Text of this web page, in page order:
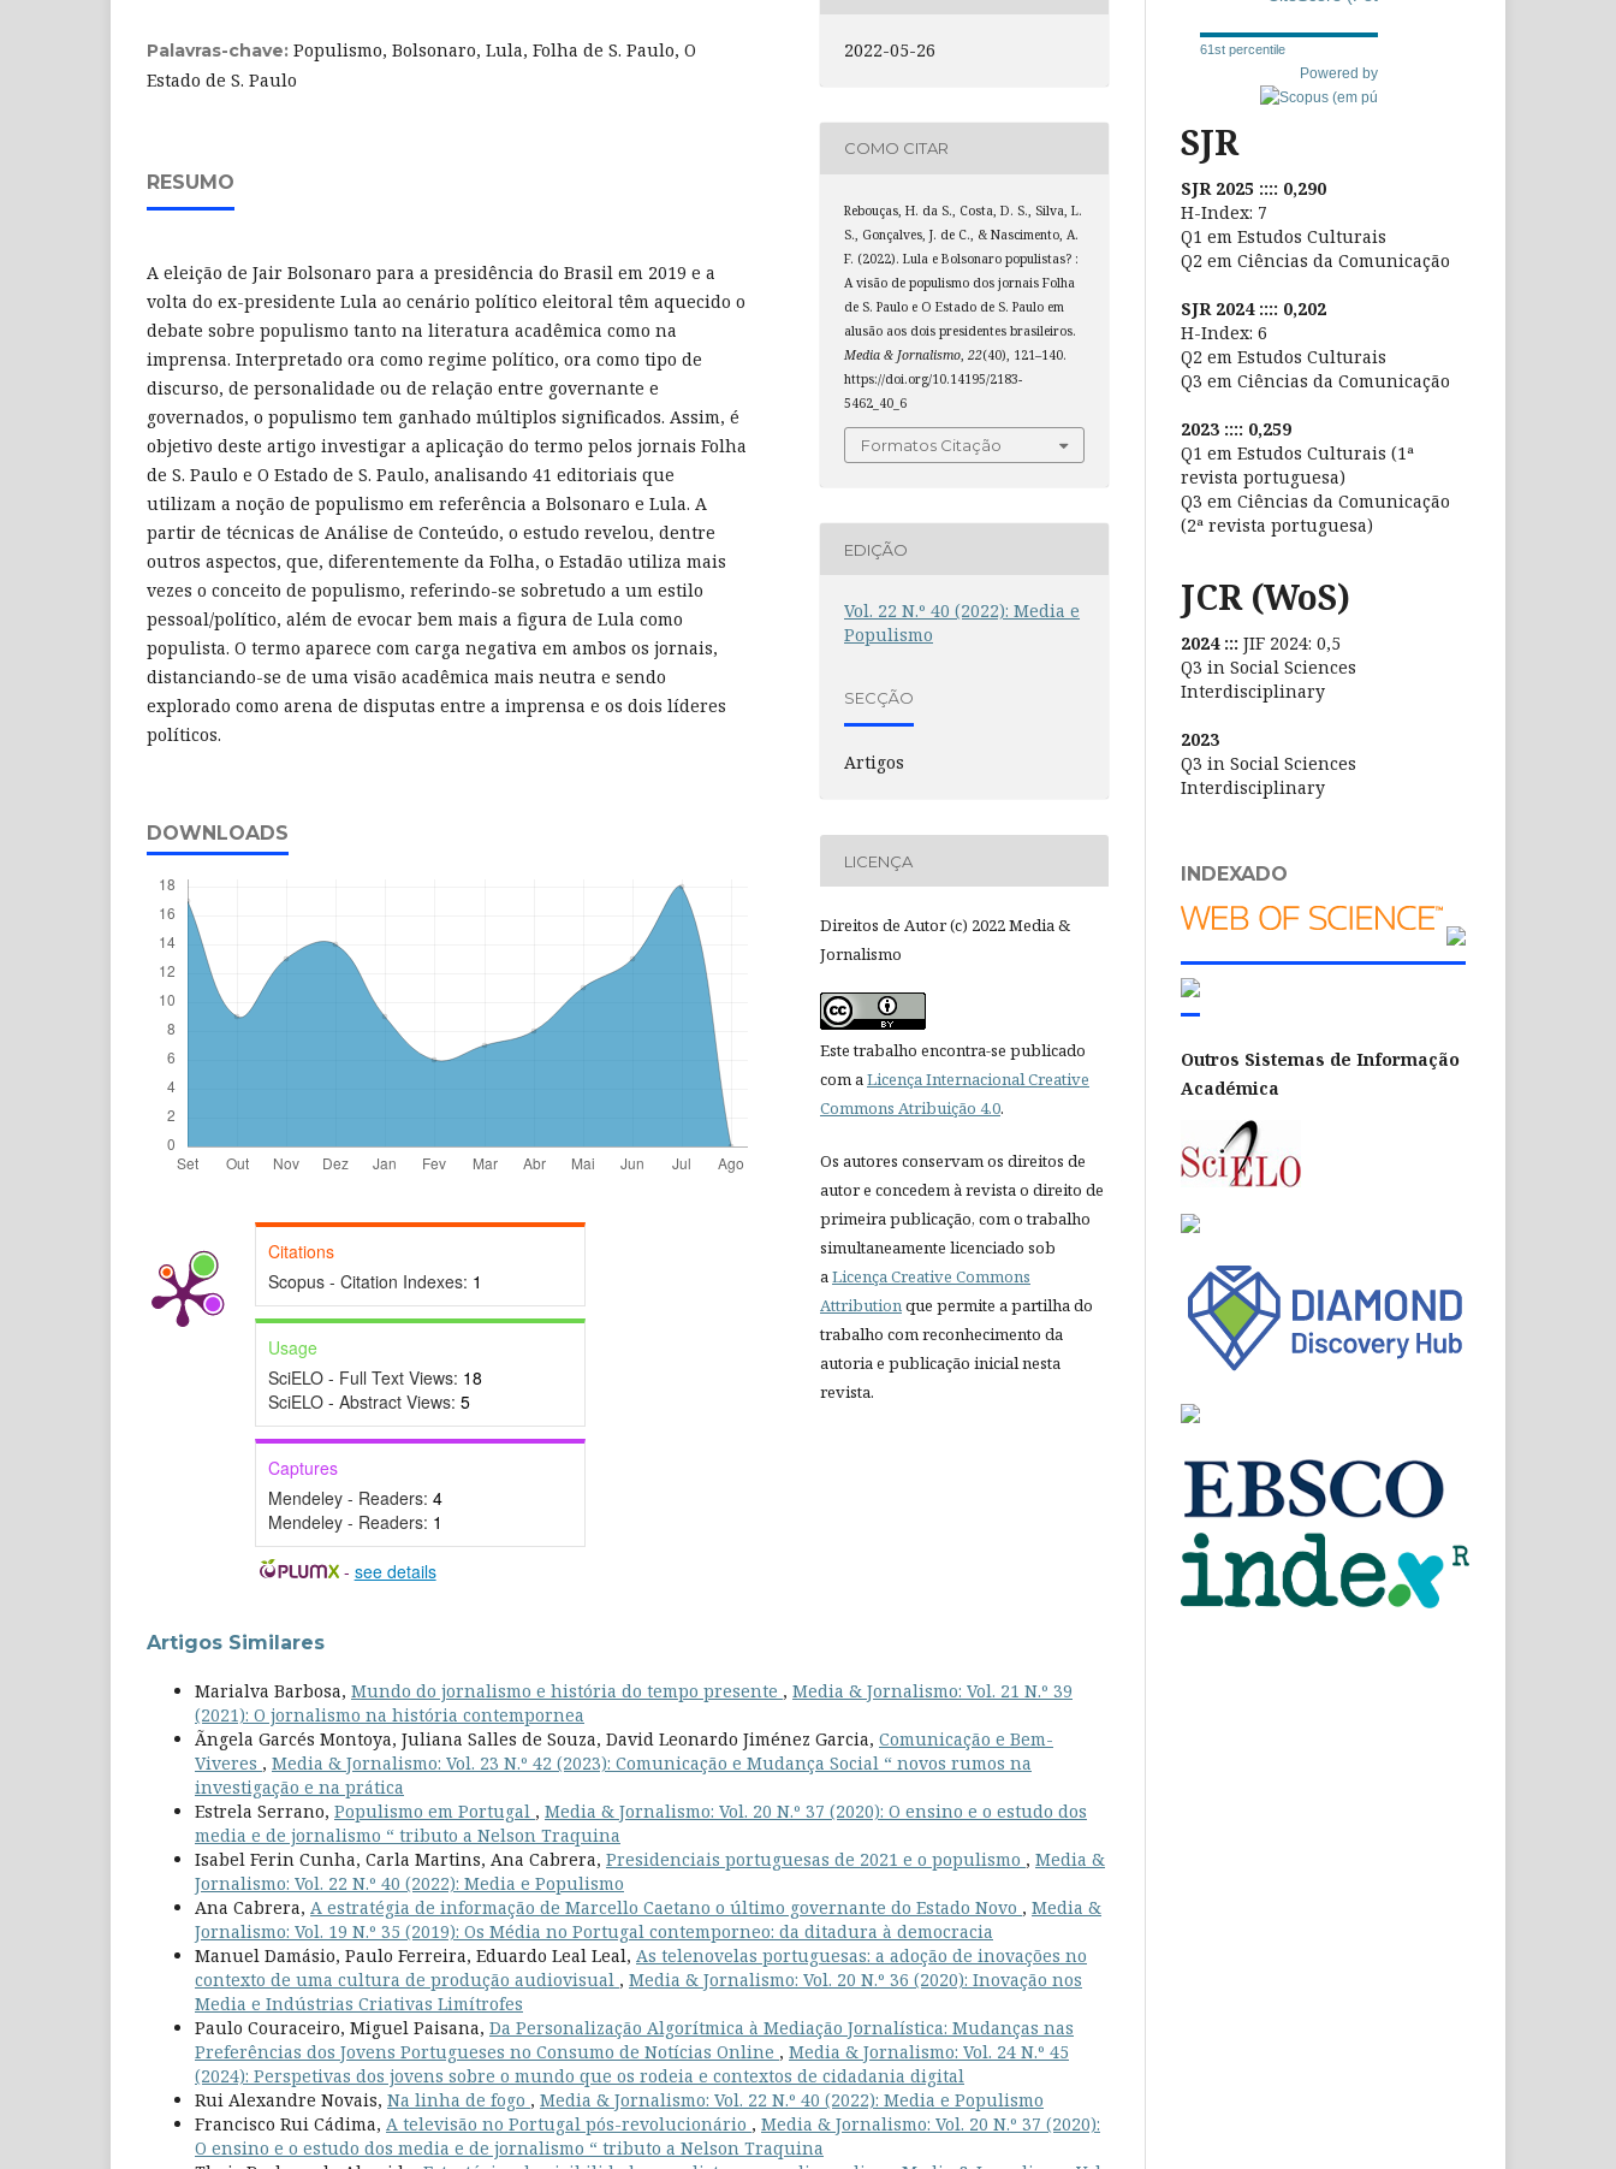
Palavras-chave: Populismo, Bolsonaro, Lula, Folha de S. Paulo, O
Estado de S. Paulo
RESUMO
A eleição de Jair Bolsonaro para a presidência do Brasil em 2019 e a
volta do ex-presidente Lula ao cenário político eleitoral têm aquecido o
debate sobre populismo tanto na literatura acadêmica como na
imprensa. Interpretado ora como regime político, ora como tipo de
discurso, de personalidade ou de relação entre governante e
governados, o populismo tem ganhado múltiplos significados. Assim, é
objetivo deste artigo investigar a aplicação do termo pelos jornais Folha
de S. Paulo e O Estado de S. Paulo, analisando 41 editoriais que
utilizam a noção de populismo em referência a Bolsonaro e Lula. A
partir de técnicas de Análise de Conteúdo, o estudo revelou, dentre
outros aspectos, que, diferentemente da Folha, o Estadão utiliza mais
vezes o conceito de populismo, referindo-se sobretudo a um estilo
pessoal/político, além de evocar bem mais a figura de Lula como
populista. O termo aparece com carga negativa em ambos os jornais,
distanciando-se de uma visão acadêmica mais neutra e sendo
explorado como arena de disputas entre a imprensa e os dois líderes
políticos.
DOWNLOADS
Citations
Scopus - Citation Indexes: 1
Usage
SciELO - Full Text Views: 18
SciELO - Abstract Views: 5
Captures
Mendeley - Readers: 4
Mendeley - Readers: 1
- see details
2022-05-26
COMO CITAR
Rebouças, H. da S., Costa, D. S., Silva, L.
S., Gonçalves, J. de C., & Nascimento, A.
F. (2022). Lula e Bolsonaro populistas? :
A visão de populismo dos jornais Folha
de S. Paulo e O Estado de S. Paulo em
alusão aos dois presidentes brasileiros.
Media & Jornalismo ,22(40), 121–140.
https://doi.org/10.14195/2183-
5462_40_6
Formatos Citação
EDIÇÃO
Vol. 22 N.º 40 (2022): Media e
Populismo
SECÇÃO
Artigos
LICENÇA
Direitos de Autor (c) 2022 Media &
Jornalismo
Este trabalho encontra-se publicado
com aLicença Internacional Creative
Commons Atribuição 4.0.
Os autores conservam os direitos de
autor e concedem à revista o direito de
primeira publicação, com o trabalho
simultaneamente licenciado sob
aLicença Creative Commons
Attributionque permite a partilha do
trabalho com reconhecimento da
autoria e publicação inicial nesta
revista.
Artigos Similares
Marialva Barbosa, Mundo do jornalismo e história do tempo presente , Media & Jornalismo: Vol. 21 N.º 39
(2021): O jornalismo na história contempornea
Ãngela Garcés Montoya, Juliana Salles de Souza, David Leonardo Jiménez Garcia, Comunicação e Bem-
Viveres , Media & Jornalismo: Vol. 23 N.º 42 (2023): Comunicação e Mudança Social “ novos rumos na
investigação e na prática
Estrela Serrano, Populismo em Portugal , Media & Jornalismo: Vol. 20 N.º 37 (2020): O ensino e o estudo dos
media e de jornalismo “ tributo a Nelson Traquina
Isabel Ferin Cunha, Carla Martins, Ana Cabrera, Presidenciais portuguesas de 2021 e o populismo , Media &
Jornalismo: Vol. 22 N.º 40 (2022): Media e Populismo
Ana Cabrera, A estratégia de informação de Marcello Caetano o último governante do Estado Novo , Media &
Jornalismo: Vol. 19 N.º 35 (2019): Os Média no Portugal contemporneo: da ditadura à democracia
Manuel Damásio, Paulo Ferreira, Eduardo Leal Leal, As telenovelas portuguesas: a adoção de inovações no
contexto de uma cultura de produção audiovisual , Media & Jornalismo: Vol. 20 N.º 36 (2020): Inovação nos
Media e Indústrias Criativas Limítrofes
Paulo Couraceiro, Miguel Paisana, Da Personalização Algorítmica à Mediação Jornalística: Mudanças nas
Preferências dos Jovens Portugueses no Consumo de Notícias Online , Media & Jornalismo: Vol. 24 N.º 45
(2024): Perspetivas dos jovens sobre o mundo que os rodeia e contextos de cidadania digital
Rui Alexandre Novais, Na linha de fogo , Media & Jornalismo: Vol. 22 N.º 40 (2022): Media e Populismo
Francisco Rui Cádima, A televisão no Portugal pós-revolucionário , Media & Jornalismo: Vol. 20 N.º 37 (2020):
O ensino e o estudo dos media e de jornalismo “ tributo a Nelson Traquina
61st percentile
Powered by
SJR
SJR 2025 :::: 0,290
H-Index: 7
Q1 em Estudos Culturais
Q2 em Ciências da Comunicação
SJR 2024 :::: 0,202
H-Index: 6
Q2 em Estudos Culturais
Q3 em Ciências da Comunicação
2023 :::: 0,259
Q1 em Estudos Culturais (1ª
revista portuguesa)
Q3 em Ciências da Comunicação
(2ª revista portuguesa)
JCR (WoS)
2024 ::: JIF 2024: 0,5
Q3 in Social Sciences
Interdisciplinary
2023
Q3 in Social Sciences
Interdisciplinary
INDEXADO
Outros Sistemas de Informação
Académica